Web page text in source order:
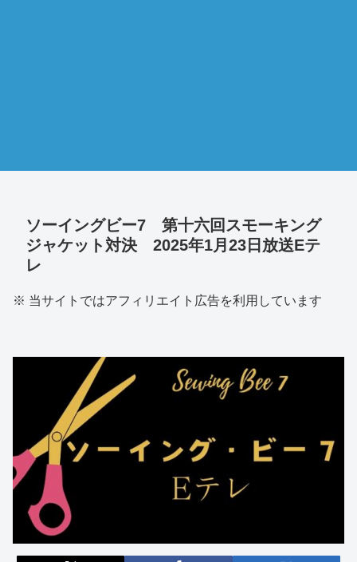
ソーイングビー7 第十六回スモーキング
ジャケット対決 2025年1月23日放送Eテ
レ
※ 当サイトではアフィリエイト広告を利用しています